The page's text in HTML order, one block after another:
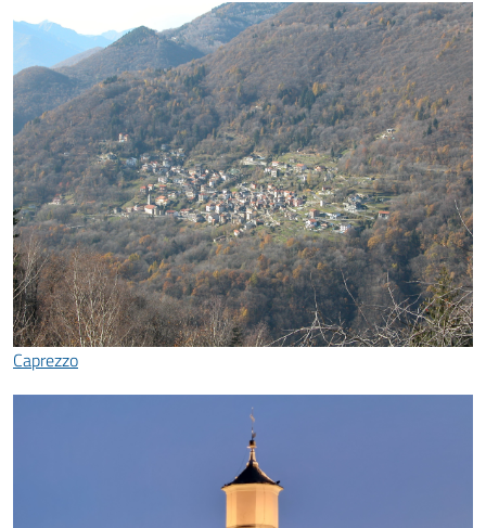
Caprezzo